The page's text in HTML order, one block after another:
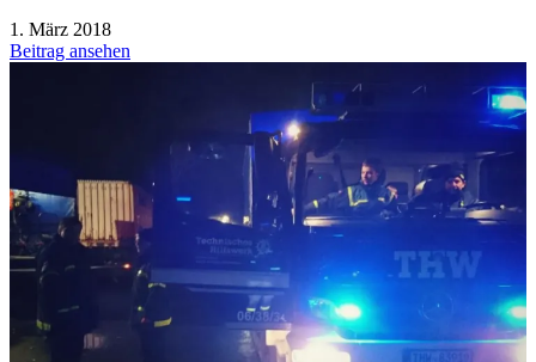
1. März 2018
Beitrag ansehen